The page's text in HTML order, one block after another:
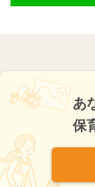
あ
保